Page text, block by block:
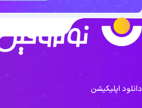
دانلود اپلیکیشن